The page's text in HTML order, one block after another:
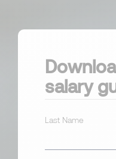
salary
Last Name